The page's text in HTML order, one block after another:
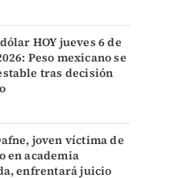
HOY jueves 6 de
Peso mexicano se
tras decisión
joven víctima de
en academia
enfrentará juicio